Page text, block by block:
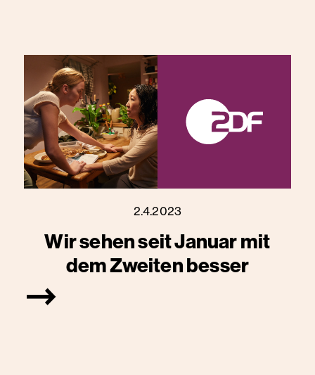
2.4.2023
Wir sehen seit Januar mit
dem Zweiten besser